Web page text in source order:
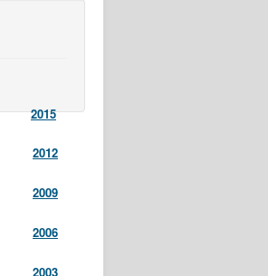
2015
2012
2009
2006
2003